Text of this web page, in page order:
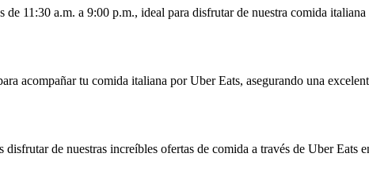
11:30 a.m. a 9:00 p.m., ideal para disfrutar de nuestra comida
acompañar tu comida italiana por Uber Eats, asegurando una
de nuestras increíbles ofertas de comida a través de Uber Eats